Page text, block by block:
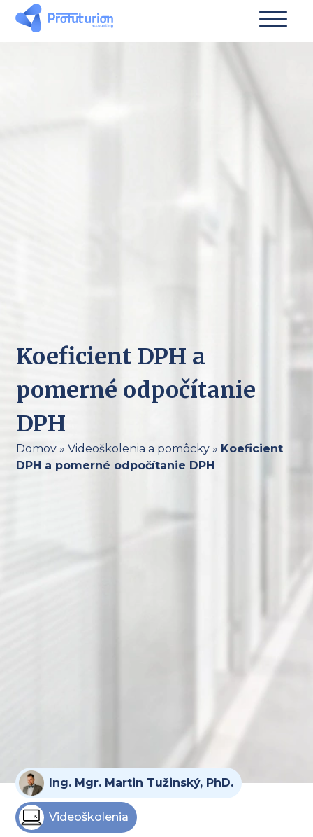
Koeficient DPH a
pomerné odpočítanie
DPH
Domov» Videoškolenia a pomôcky» Koeficient
DPH a pomerné odpočítanie DPH
Ing. Mgr. Martin Tužinský, PhD.
Videoškolenia